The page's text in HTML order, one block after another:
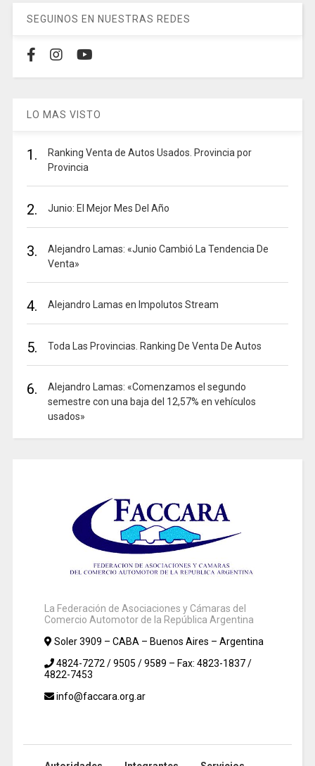
SEGUINOS EN NUESTRAS REDES
LO MAS VISTO
1.
Ranking Venta de Autos Usados. Provincia por
Provincia
2. Junio: El Mejor Mes Del Año
3.
Alejandro Lamas: «Junio Cambió La Tendencia De
Venta»
4. Alejandro Lamas en Impolutos Stream
5. Toda Las Provincias. Ranking De Venta De Autos
6.
Alejandro Lamas: «Comenzamos el segundo
semestre con una baja del 12,57% en vehículos
usados»
La Federación de Asociaciones y Cámaras del
Comercio Automotor de la República Argentina
Soler 3909 – CABA – Buenos Aires – Argentina
4824-7272 / 9505 / 9589 – Fax: 4823-1837 /
4822-7453
info@faccara.org.ar